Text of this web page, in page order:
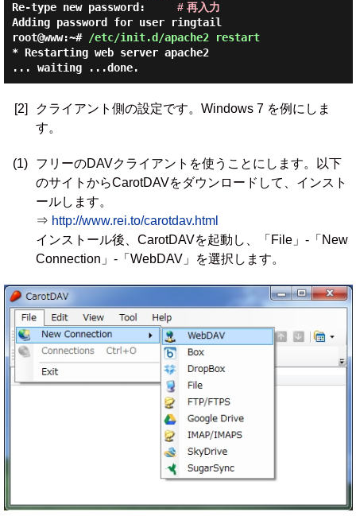
Re-type new password: # 再入力
Adding password for user ringtail
root@www:~# /etc/init.d/apache2 restart
* Restarting web server apache2
... waiting ...done.
[2]
クライアント側の設定です。Windows 7 を例にしま
す。
(1)
フリーのDAVクライアントを使うことにします。以下
のサイトからCarotDAVをダウンロードして、インスト
ールします。
⇒ http://www.rei.to/carotdav.html
インストール後、CarotDAVを起動し、「File」-「New
Connection」-「WebDAV」を選択します。